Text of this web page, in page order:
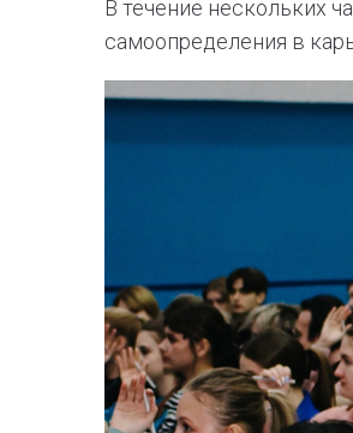
В течение нескольких
самоопределения в